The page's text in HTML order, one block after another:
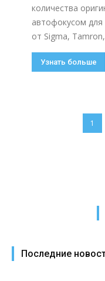
количества
автофокусом
от Sigma,
Узнать больше
1
Последние